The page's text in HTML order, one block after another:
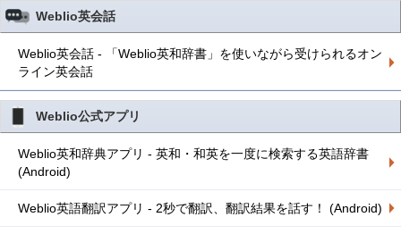
Weblio英会話
Weblio英会話 - 「Weblio英和辞書」を使いながら受けられるオン
ライン英会話
Weblio公式アプリ
Weblio英和辞典アプリ - 英和・和英を一度に検索する英語辞書
(Android)
Weblio英語翻訳アプリ - 2秒で翻訳、翻訳結果を話す！ (Android)